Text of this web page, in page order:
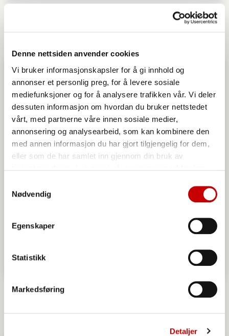
Denne nettsiden anvender cookies
Vi bruker informasjonskapsler for å gi innhold og
annonser et personlig preg, for å levere sosiale
mediefunksjoner og for å analysere trafikken vår. Vi deler
dessuten informasjon om hvordan du bruker nettstedet
vårt, med partnerne våre innen sosiale medier,
annonsering og analysearbeid, som kan kombinere den
med annen informasjon du har gjort tilgjengelig for dem,
eller som de har samlet inn gjennom din bruk av
Nødvendig
Egenskaper
Statistikk
Markedsføring
Detaljer
Bondens hverdagsbrød
OVER 60